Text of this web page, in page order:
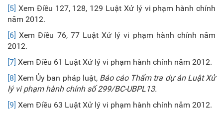
[5] Xem Điều 127, 128, 129 Luật Xử lý vi phạm hành chính
năm 2012.
[6] Xem Điều 76, 77 Luật Xử lý vi phạm hành chính năm
2012.
[7] Xem Điều 61 Luật Xử lý vi phạm hành chính năm 2012.
[8] Xem Ủy ban pháp luật, Báo cáo Thẩm tra dự án Luật Xử
lý vi phạm hành chính số 299/BC-UBPL13.
[9] Xem Điều 63 Luật Xử lý vi phạm hành chính năm 2012.